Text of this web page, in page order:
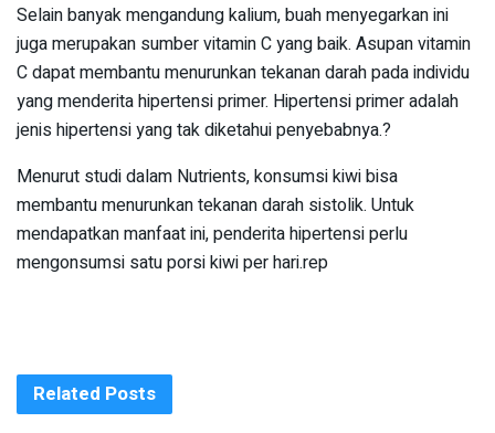
Selain banyak mengandung kalium, buah menyegarkan ini
juga merupakan sumber vitamin C yang baik. Asupan vitamin
C dapat membantu menurunkan tekanan darah pada individu
yang menderita hipertensi primer. Hipertensi primer adalah
jenis hipertensi yang tak diketahui penyebabnya.?
Menurut studi dalam Nutrients, konsumsi kiwi bisa
membantu menurunkan tekanan darah sistolik. Untuk
mendapatkan manfaat ini, penderita hipertensi perlu
mengonsumsi satu porsi kiwi per hari.rep
Related Posts